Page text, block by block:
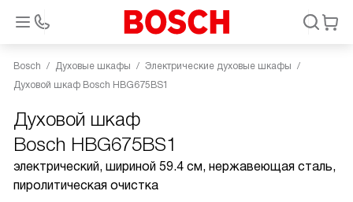
Bosch Духовые шкафы
Электрические духовые шкафы
Духовой шкаф Bosch HBG675BS1
Духовой шкаф
Bosch HBG675BS1
электрический, шириной 59.4 см, нержавеющая сталь,
пиролитическая очистка